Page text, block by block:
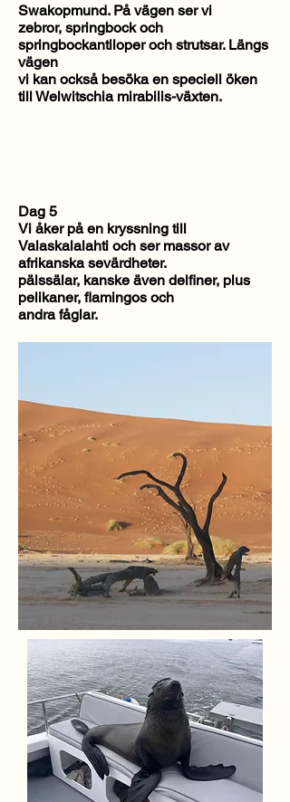
Swakopmund. På vägen ser vi
zebror, springbock och
springbockantiloper och strutsar. Längs
vägen
vi kan också besöka en speciell öken
till Welwitschia mirabilis-växten.
Dag 5
Vi åker på en kryssning till
Valaskalalahti och ser massor av
afrikanska sevärdheter.
pälssälar, kanske även delfiner, plus
pelikaner, flamingos och
andra fåglar.